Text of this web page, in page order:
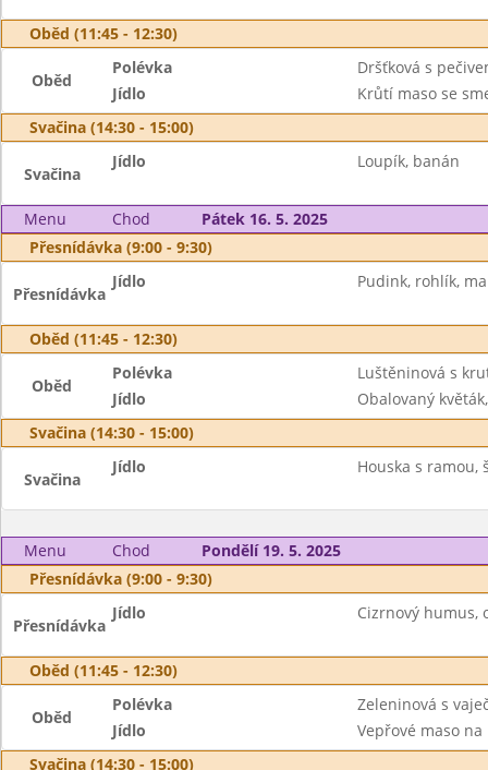
Oběd (11:45 - 12:30)
Oběd
Polévka
Dršťková s
Jídlo
Krůtí maso se
Svačina (14:30 - 15:00)
Svačina
Jídlo Loupík, banán
Menu Chod
Pátek 16. 5. 2025
Přesnídávka (9:00 - 9:30)
Přesnídávka
Jídlo Pudink, rohlík,
Oběd (11:45 - 12:30)
Oběd
Polévka
Luštěninová s
Jídlo
Obalovaný
Svačina (14:30 - 15:00)
Svačina
Jídlo Houska s ramou,
Menu Chod
Pondělí 19. 5. 2025
Přesnídávka (9:00 - 9:30)
Přesnídávka
Jídlo Cizrnový humus,
Oběd (11:45 - 12:30)
Oběd
Polévka
Zeleninová s
Jídlo
Vepřové maso
Svačina (14:30 - 15:00)